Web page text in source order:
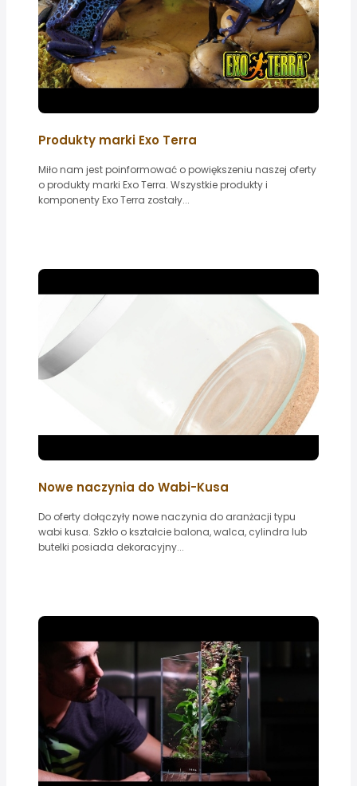
Produkty marki Exo Terra
Miło nam jest poinformować o powiększeniu naszej oferty
o produkty marki Exo Terra. Wszystkie produkty i
komponenty Exo Terra zostały...
Nowe naczynia do Wabi-Kusa
Do oferty dołączyły nowe naczynia do aranżacji typu
wabi kusa. Szkło o kształcie balona, walca, cylindra lub
butelki posiada dekoracyjny...